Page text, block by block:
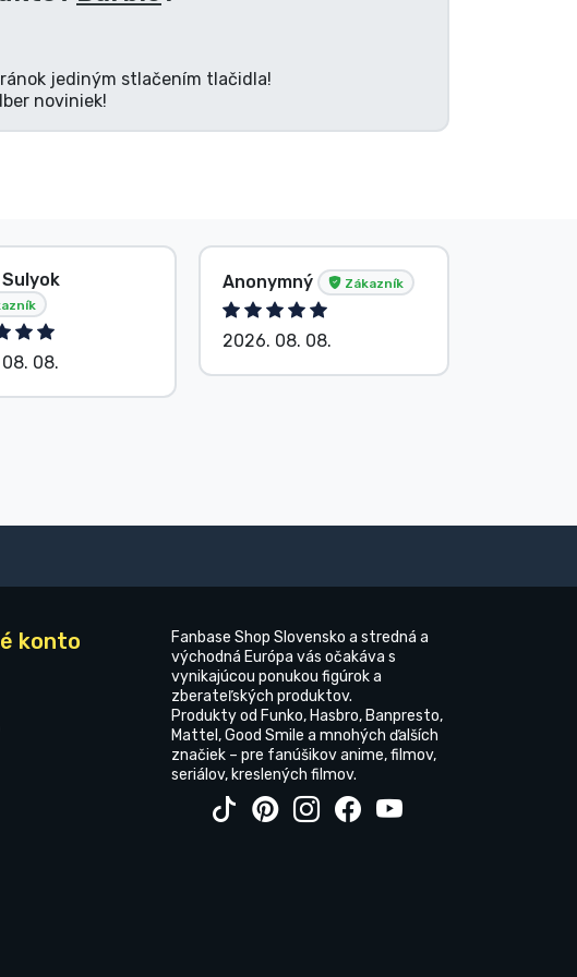
jediným stlačením tlačidla!
noviniek!
08.
Anonymný Zákazník
2026. 08. 08.
konto
Fanbase Shop Slovensko a stredná a
východná Európa vás očakáva s
vynikajúcou ponukou figúrok a
zberateľských produktov.
Produkty od Funko, Hasbro, Banpresto,
Mattel, Good Smile a mnohých ďalších
značiek – pre fanúšikov anime, filmov,
seriálov, kreslených filmov.